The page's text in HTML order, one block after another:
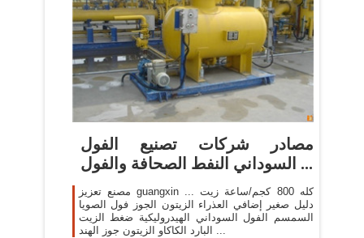
مصادر شركات تصنيع الفول
السوداني النفط الصحافة والفول ...
مصنع تعزيز guangxin كله 800 كجم/ساعة زيت ...
دليل صغير إضافي العذراء الزيتون الجوز فول الصويا
السمسم الفول السوداني الهيدروليكية ضغط الزيت
البارد الكاكاو الزيتون جوز الهند ...